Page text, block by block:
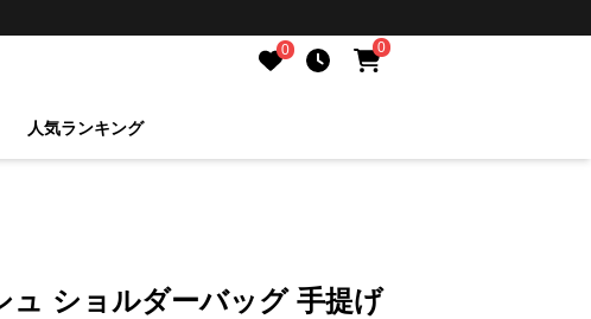
0 0
人気ランキング
ュ ショルダーバッグ 手提げ